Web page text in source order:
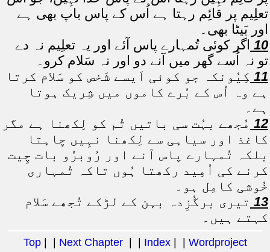
تعلِیم پر قائِم رہتا ہے اُس کے پاس باپ بھی ہے
اور بَیٹا بھی۔
10 اگر کوئی تُمہارے پاس آئے اور یہ تعلِیم نہ دے
تو نہ اُسے گھر میں آنے دو اور نہ سَلام کرو۔
11 کِیُونکہ جو کوئی اَیسے شَخص کو سَلام کرتا
ہے وہ اُس کے بُرے کاموں میں شِریک ہوتا
ہے۔
12 مُجھے بہُت سی باتیں تُم کو لِکھنا ہے مگر
کاغذ اور سیاہی سے لِکھنا نہِیں چاہتا
بلکہ تُمہارے پاس آنے اور رُوبرُو بات چِیت
کرنے کی اُمِید رکھتا ہُوں تاکہ تُمہاری
خُوشی کامِل ہو۔
13 تیری برگُزِدہ بہن کے لڑکے تُجھے سَلام
کہتے ہیں۔
Top| | Next Chapter Index| | Wordproject